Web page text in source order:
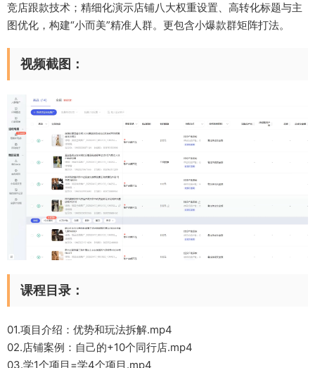
竞店跟款技术；精细化演示店铺八大权重设置、高转化标题与主
图优化，构建“小而美”精准人群。更包含小爆款群矩阵打法。
视频截图：
课程目录：
01.项目介绍：优势和玩法拆解.mp4
02.店铺案例：自己的+10个同行店.mp4
03.学1个项目=学4个项目.mp4